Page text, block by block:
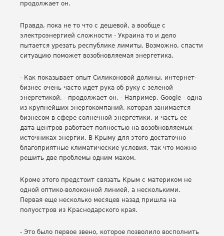
продолжает он.
Правда, пока не то что с дешевой, а вообще с
электроэнергией сложности - Украина то и дело
пытается урезать республике лимиты. Возможно, спасти
ситуацию поможет возобновляемая энергетика.
- Как показывает опыт Силиконовой долины, интернет-
бизнес очень часто идет рука об руку с зеленой
энергетикой, - продолжает он. - Например, Google - одна
из крупнейших энергокомпаний, которая занимается
бизнесом в сфере солнечной энергетики, и часть ее
дата-центров работает полностью на возобновляемых
источниках энергии. В Крыму для этого достаточно
благоприятные климатические условия, так что можно
решить две проблемы одним махом.
Кроме этого предстоит связать Крым с материком не
одной оптико-волоконной линией, а несколькими.
Первая еще несколько месяцев назад пришла на
полуостров из Краснодарского края.
- Это было первое звено, которое позволило восполнить